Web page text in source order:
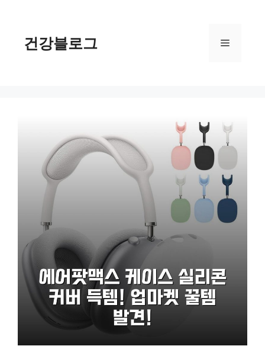
건강블로그 메